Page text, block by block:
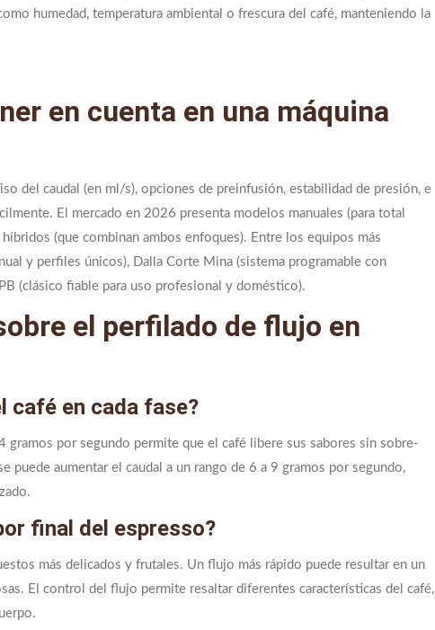
humedad, temperatura ambiental o frescura del café, manteniendo la
en cuenta en una máquina
del caudal (en ml/s), opciones de preinfusión, estabilidad de presión, e
El mercado en 2026 presenta modelos manuales (para total
(que combinan ambos enfoques). Entre los equipos más
y perfiles únicos), Dalla Corte Mina (sistema programable con
(clásico fiable para uso profesional y doméstico).
el perfilado de flujo en
café en cada fase?
por segundo permite que el café libere sus sabores sin sobre-
puede aumentar el caudal a un rango de 6 a 9 gramos por segundo,
final del espresso?
más delicados y frutales. Un flujo más rápido puede resultar en un
El control del flujo permite resaltar diferentes características del café,